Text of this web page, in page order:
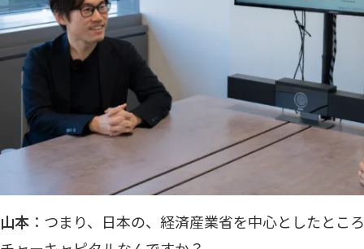
山本 ：つまり、日本の、経済産業省を中心としたとこ